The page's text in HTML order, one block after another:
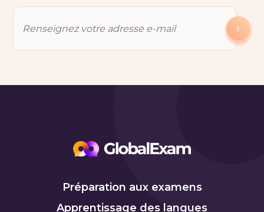
Préparation aux examens
Apprentissage des langues